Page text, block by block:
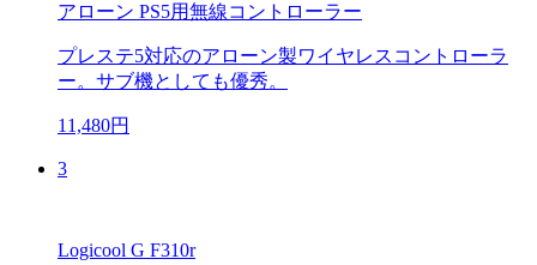
アローン PS5用無線コントローラー
プレステ5対応のアローン製ワイヤレスコントローラ
ー。サブ機としても優秀。
11,480円
3
Logicool G F310r